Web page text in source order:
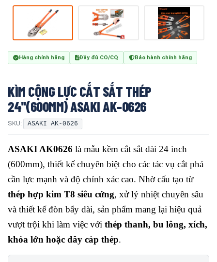
Hàng chính hãng Đầy đủ CO/CQ Bảo hành chính hãng
KÌM CỘNG LỰC CẮT SẮT THÉP
24''(600MM) ASAKI AK-0626
SKU: ASAKI AK-0626
ASAKI AK0626 là mẫu kềm cắt sắt dài 24 inch
(600mm), thiết kế chuyên biệt cho các tác vụ cắt phá
cần lực mạnh và độ chính xác cao. Nhờ cấu tạo từ
thép hợp kim T8 siêu cứng, xử lý nhiệt chuyên sâu
và thiết kế đòn bẩy dài, sản phẩm mang lại hiệu quả
vượt trội khi làm việc với thép thanh, bu lông, xích,
khóa lớn hoặc dây cáp thép.